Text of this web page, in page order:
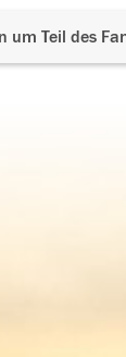
um Teil des